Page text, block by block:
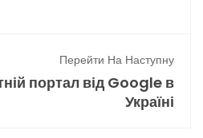
Перейти На Наступну
портал від Google в
Україні